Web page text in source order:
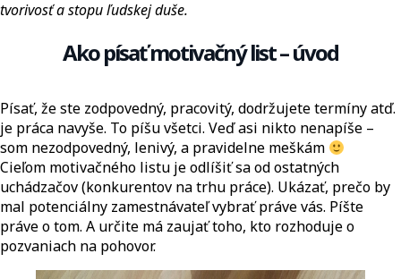
tvorivosť a stopu ľudskej duše.
Ako písať motivačný list – úvod
Písať, že ste zodpovedný, pracovitý, dodržujete termíny atď.
je práca navyše. To píšu všetci. Veď asi nikto nenapíše –
som nezodpovedný, lenivý, a pravidelne meškám
Cieľom motivačného listu je odlíšiť sa od ostatných
uchádzačov (konkurentov na trhu práce). Ukázať, prečo by
mal potenciálny zamestnávateľ vybrať práve vás. Píšte
práve o tom. A určite má zaujať toho, kto rozhoduje o
pozvaniach na pohovor.